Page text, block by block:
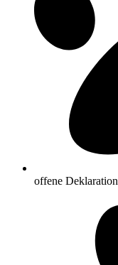
offene Deklaration